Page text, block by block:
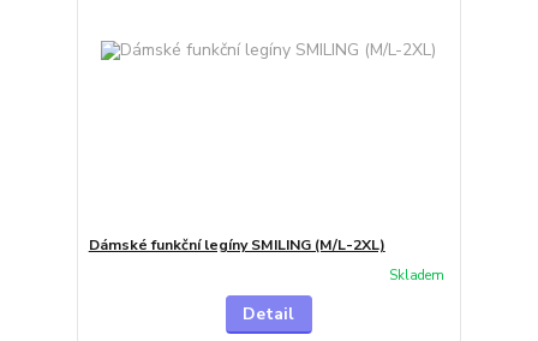
Dámské funkční legíny SMILING (M/L-2XL)
Skladem
Detail